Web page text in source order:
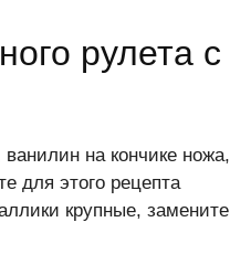
рулета с
на кончике ножа,
для этого рецепта
крупные, замените